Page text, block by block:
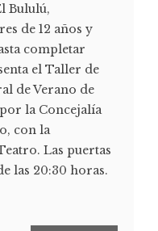
Bululú,
de 12 años y
completar
el Taller de
de Verano de
la Concejalía
con la
Las puertas
las 20:30 horas.